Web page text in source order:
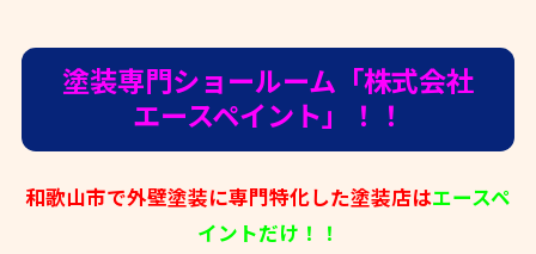
塗装専門ショールーム「株式会社
エースペイント」！！
和歌山市で外壁塗装に専門特化した塗装店はエースペ
イントだけ！！